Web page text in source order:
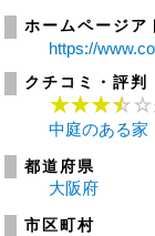
ホームページア
https://
クチコミ・評判
中庭のある家
都道府県
大阪府
市区町村